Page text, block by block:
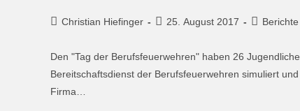
Christian Hiefinger 25. August 2017
Den "Tag der Berufsfeuerwehren" haben 26
Bereitschaftsdienst der Berufsfeuerwehren simuliert
Firma…